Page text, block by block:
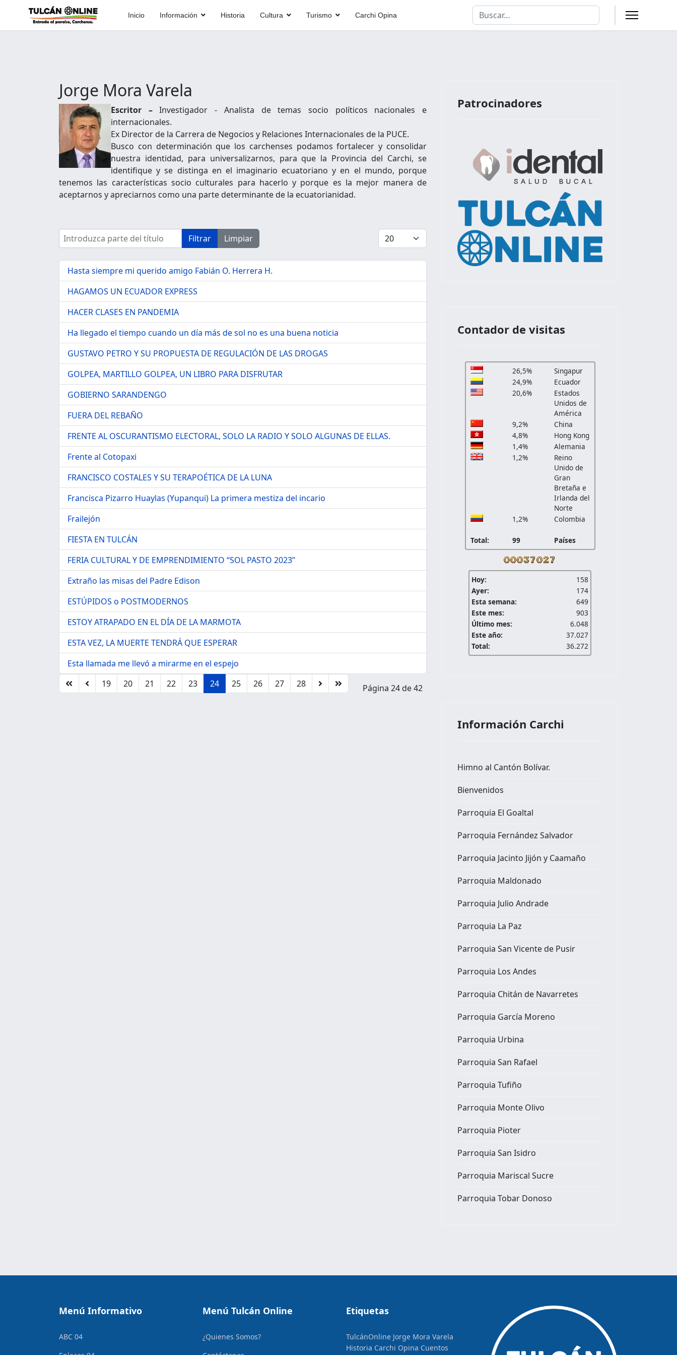
Inicio Información Historia Cultura Turismo Carchi Opina
Buscar
Type 2 or more characters for results.
Jorge Mora Varela
Escritor –Investigador - Analista de temas socio políticos nacionales e
internacionales.
Ex Director de la Carrera de Negocios y Relaciones Internacionales de la PUCE.
Busco con determinación que los carchenses podamos fortalecer y consolidar
nuestra identidad, para universalizarnos, para que la Provincia del Carchi, se
identifique y se distinga en el imaginario ecuatoriano y en el mundo, porque
tenemos las características socio culturales para hacerlo y porque es la mejor manera de
aceptarnos y apreciarnos como una parte determinante de la ecuatorianidad.
Introduzca parte del título Filtrar Limpiar Cantidad a mostrar
Hasta siempre mi querido amigo Fabián O. Herrera H.
HAGAMOS UN ECUADOR EXPRESS
HACER CLASES EN PANDEMIA
Ha llegado el tiempo cuando un día más de sol no es una buena noticia
GUSTAVO PETRO Y SU PROPUESTA DE REGULACIÓN DE LAS DROGAS
GOLPEA, MARTILLO GOLPEA, UN LIBRO PARA DISFRUTAR
GOBIERNO SARANDENGO
FUERA DEL REBAÑO
FRENTE AL OSCURANTISMO ELECTORAL, SOLO LA RADIO Y SOLO ALGUNAS DE ELLAS.
Frente al Cotopaxi
FRANCISCO COSTALES Y SU TERAPOÉTICA DE LA LUNA
Francisca Pizarro Huaylas (Yupanqui) La primera mestiza del incario
Frailejón
FIESTA EN TULCÁN
FERIA CULTURAL Y DE EMPRENDIMIENTO “SOL PASTO 2023”
Extraño las misas del Padre Edison
ESTÚPIDOS o POSTMODERNOS
ESTOY ATRAPADO EN EL DÍA DE LA MARMOTA
ESTA VEZ, LA MUERTE TENDRÁ QUE ESPERAR
Esta llamada me llevó a mirarme en el espejo
Página 24 de 42
19 20 21 22 23 24 25 26 27 28
Patrocinadores
Contador de visitas
26,5%
Singapur
24,9%
Ecuador
20,6%
Estados
Unidos de
América
9,2%
China
4,8%
Hong Kong
1,4%
Alemania
1,2%
Reino
Unido de
Gran
Bretaña e
Irlanda del
Norte
1,2%
Colombia
Total: 99 Países
Hoy:
158
Ayer:
174
Esta semana:
649
Este mes:
903
Último mes:
6.048
Este año:
37.027
Total:
36.272
Información Carchi
Himno al Cantón Bolívar.
Bienvenidos
Parroquia El Goaltal
Parroquia Fernández Salvador
Parroquia Jacinto Jijón y Caamaño
Parroquia Maldonado
Parroquia Julio Andrade
Parroquia La Paz
Parroquia San Vicente de Pusir
Parroquia Los Andes
Parroquia Chitán de Navarretes
Parroquia García Moreno
Parroquia Urbina
Parroquia San Rafael
Parroquia Tufiño
Parroquia Monte Olivo
Parroquia Pioter
Parroquia San Isidro
Parroquia Mariscal Sucre
Parroquia Tobar Donoso
Menú Informativo
ABC 04
Menú Tulcán Online
¿Quienes Somos?
Etiquetas
TulcánOnline Jorge Mora Varela
Historia Carchi Opina Cuentos